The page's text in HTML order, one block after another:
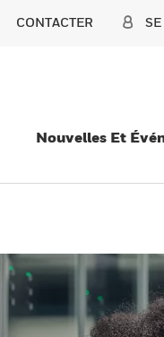
CONTACTER
Nouvelles Et